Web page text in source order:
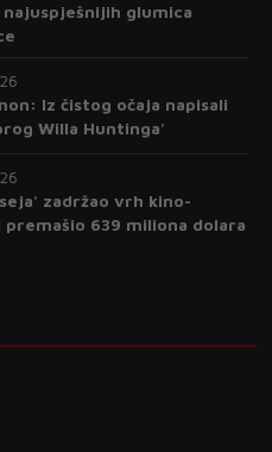
najuspješnijih glumica
Iz čistog očaja napisali
Willa Huntinga'
zadržao vrh kino-
premašio 639 miliona dolara